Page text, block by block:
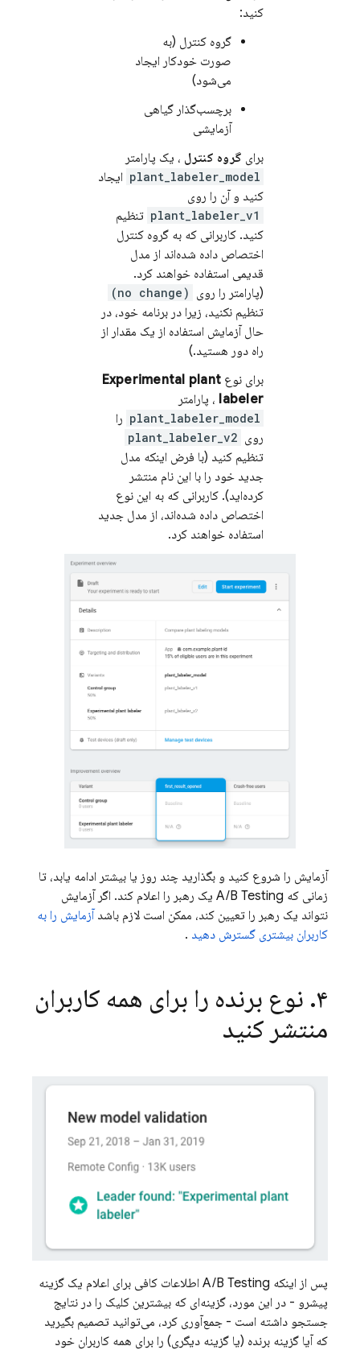
کنید:
گروه کنترل (به
صورت خودکار ایجاد
می‌شود)
برچسب‌گذار گیاهی
آزمایشی
برای گروه کنترل ، یک پارامتر
plant_labeler_model ایجاد
کنید و آن را روی
plant_labeler_v1 تنظیم
کنید. کاربرانی که به گروه کنترل
اختصاص داده شده‌اند از مدل
قدیمی استفاده خواهند کرد.
(پارامتر را روی (no change)
تنظیم نکنید، زیرا در برنامه خود، در
حال آزمایش استفاده از یک مقدار از
راه دور هستید.)
برای نوع Experimental plant
labeler ، پارامتر
plant_labeler_model را
روی plant_labeler_v2
تنظیم کنید (با فرض اینکه مدل
جدید خود را با این نام منتشر
کرده‌اید). کاربرانی که به این نوع
اختصاص داده شده‌اند، از مدل جدید
استفاده خواهند کرد.
آزمایش را شروع کنید و بگذارید چند روز یا بیشتر ادامه یابد، تا
زمانی که A/B Testing یک رهبر را اعلام کند. اگر آزمایش
نتواند یک رهبر را تعیین کند، ممکن است لازم باشدآزمایش را به
کاربران بیشتری گسترش دهید .
۴. نوع برنده را برای همه کاربران
منتشر کنید
پس از اینکه A/B Testing اطلاعات کافی برای اعلام یک گزینه
پیشرو - در این مورد، گزینه‌ای که بیشترین کلیک را در نتایج
جستجو داشته است - جمع‌آوری کرد، می‌توانید تصمیم بگیرید
که آیا گزینه برنده (یا گزینه دیگری) را برای همه کاربران خود